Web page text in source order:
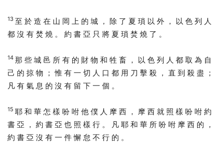
13 至 於 造 在 山 岡 上 的 城 ， 除 了 夏 瑣 以 外 ， 以 色 列 人
都 沒 有 焚 燒 。 約 書 亞 只 將 夏 瑣 焚 燒 了 。
14 那 些 城 邑 所 有 的 財 物 和 牲 畜 ， 以 色 列 人 都 取 為 自
己 的 掠 物 ； 惟 有 一 切 人 口 都 用 刀 擊 殺 ， 直 到 殺 盡 ；
凡 有 氣 息 的 沒 有 留 下 一 個 。
15 耶 和 華 怎 樣 吩 咐 他 僕 人 摩 西 ， 摩 西 就 照 樣 吩 咐 約
書 亞 ， 約 書 亞 也 照 樣 行 。 凡 耶 和 華 所 吩 咐 摩 西 的 ，
約 書 亞 沒 有 一 件 懈 怠 不 行 的 。